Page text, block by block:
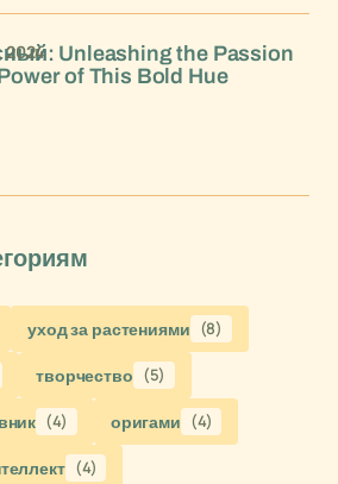
Unleashing the Passion
of This Bold Hue
2024
уход за растениями (8)
творчество (5)
(4) оригами (4)
(4)